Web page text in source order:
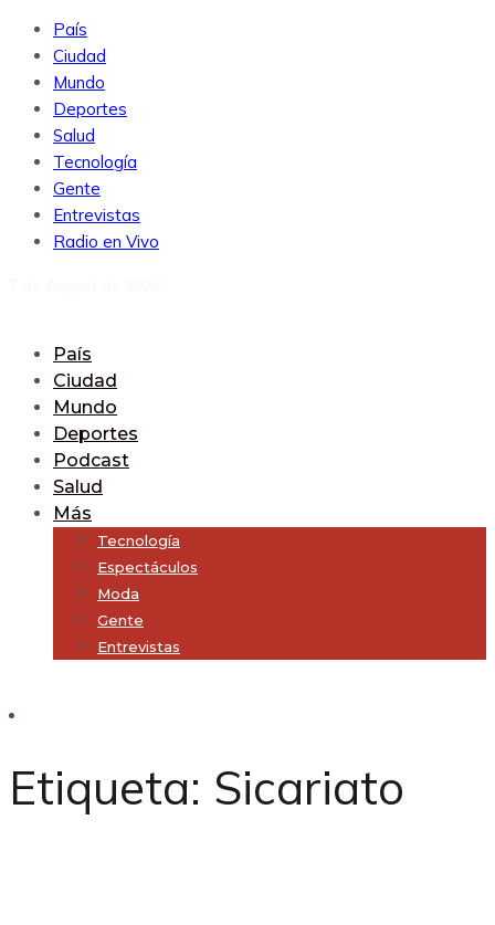
País
Ciudad
Mundo
Deportes
Salud
Tecnología
Gente
Entrevistas
Radio en Vivo
País
Ciudad
Mundo
Deportes
Podcast
Salud
Más
Tecnología
Espectáculos
Moda
Gente
Entrevistas
Etiqueta: Sicariato